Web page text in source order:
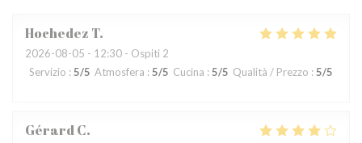
Hochedez T
2026-08-05 - 12:30 - Ospiti 2
Servizio : 5/5 Atmosfera : 5/5 Cucina : 5/5 Qualità / Prezzo : 5/5
GérardC